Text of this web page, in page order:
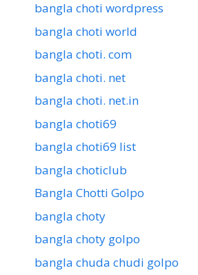
bangla choti wordpress
bangla choti world
bangla choti. com
bangla choti. net
bangla choti. net.in
bangla choti69
bangla choti69 list
bangla choticlub
Bangla Chotti Golpo
bangla choty
bangla choty golpo
bangla chuda chudi golpo